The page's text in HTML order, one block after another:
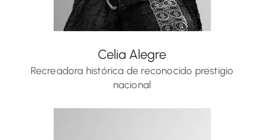
Celia Alegre
Recreadora histórica de reconocido prestigio
nacional